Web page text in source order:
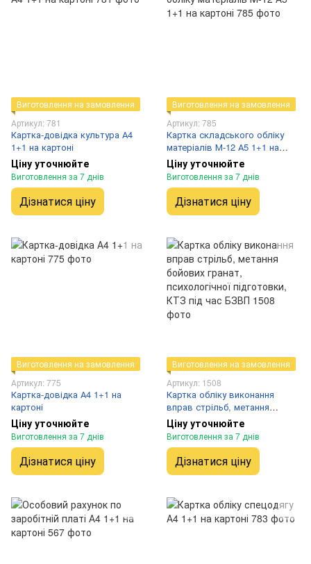
Виготовлення на замовлення
Артикул: 781
Картка-довідка культура А4
1+1 на картоні
Ціну уточнюйте
Виготовлення за 7 днів
Дізнатися ціну
Виготовлення на замовлення
Артикул: 785
Картка складського обліку
матеріалів М-12 А5 1+1 на
картоні
Ціну уточнюйте
Виготовлення за 7 днів
Дізнатися ціну
Виготовлення на замовлення
Артикул: 775
Картка-довідка А4 1+1 на
картоні
Ціну уточнюйте
Виготовлення за 7 днів
Дізнатися ціну
Виготовлення на замовлення
Артикул: 1508
Картка обліку виконання
вправ стрільб, метання
бойових гранат, психологічної
підготовки, КТЗ під час БЗВП
Ціну уточнюйте
Виготовлення за 7 днів
Дізнатися ціну